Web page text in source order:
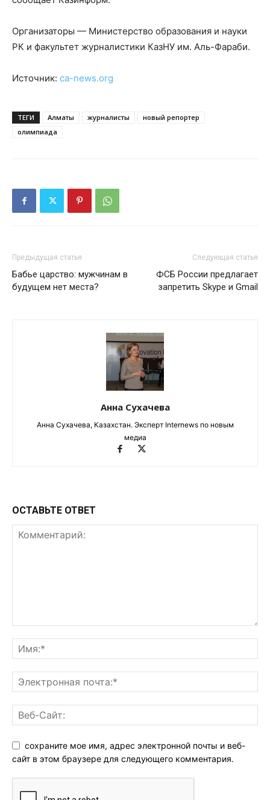
Организаторы — Министерство образования и науки
РК и факультет журналистики КазНУ им. Аль-Фараби.
Источник: ca-news.org
ТЕГИ Алматы журналисты
новый репортер
олимпиада
Предыдущая статья
Бабье царство: мужчинам в
будущем нет места?
Следующая статья
ФСБ России предлагает
запретить Skype и Gmail
Анна Сухачева
Анна Сухачева, Казахстан. Эксперт Internews по новым
медиа
ОСТАВЬТЕ ОТВЕТ
сохраните мое имя, адрес электронной почты и веб-
сайт в этом браузере для следующего комментария.